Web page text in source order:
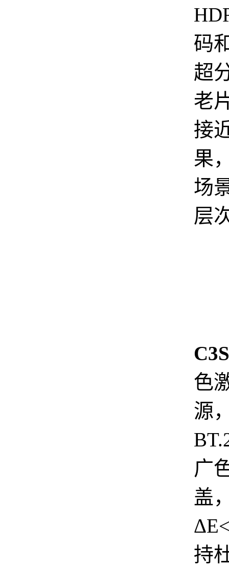
码
超
老
接
果
场
层
C3S
色
源
广
盖
持